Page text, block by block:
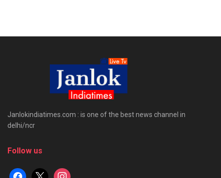
Janlokindiatimes.com : is one of the best news channel in
delhi/ncr
Follow us
facebook
x instagram